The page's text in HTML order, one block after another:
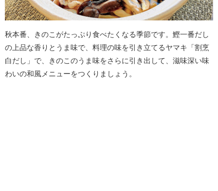
秋本番、きのこがたっぷり食べたくなる季節です。鰹一番だし
の上品な香りとうま味で、料理の味を引き立てるヤマキ「割烹
白だし」で、きのこのうま味をさらに引き出して、滋味深い味
わいの和風メニューをつくりましょう。